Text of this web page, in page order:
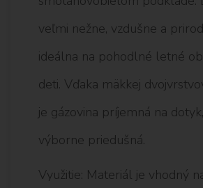
veľmi nežne, vzdušne a
ideálna na pohodlné letné
deti. Vďaka mäkkej
je gázovina príjemná na
výborne priedušná.
Využitie: Materiál je vhodný